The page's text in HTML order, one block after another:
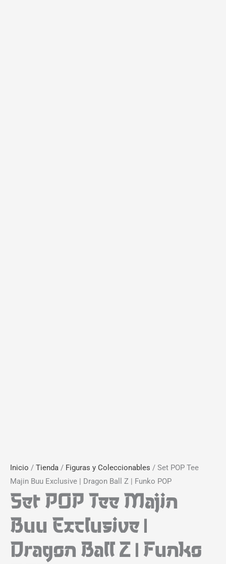
Inicio / Tienda / Figuras y Coleccionables / Set POP Tee
Majin Buu Exclusive | Dragon Ball Z | Funko POP
Set POP Tee Majin
Buu Exclusive |
Dragon Ball Z | Funko